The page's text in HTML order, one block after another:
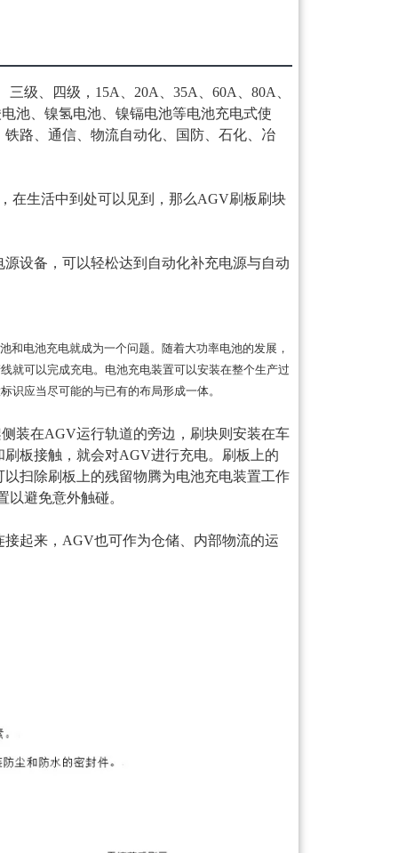
级、四级，15A、20A、35A、60A、80A、
池、镍氢电池、镍镉电池等电池充电式使
路、通信、物流自动化、国防、石化、冶
在生活中到处可以见到，那么AGV刷板刷块
设备，可以轻松达到自动化补充电源与自动
和电池充电就成为一个问题。随着大功率电池的发展，
就可以完成充电。电池充电装置可以安装在整个生产过
识应当尽可能的与已有的布局形成一体。
装在AGV运行轨道的旁边，刷块则安装在车
板接触，就会对AGV进行充电。刷板上的
扫除刷板上的残留物腾为电池充电装置工作
避免意外触碰。
起来，AGV也可作为仓储、内部物流的运